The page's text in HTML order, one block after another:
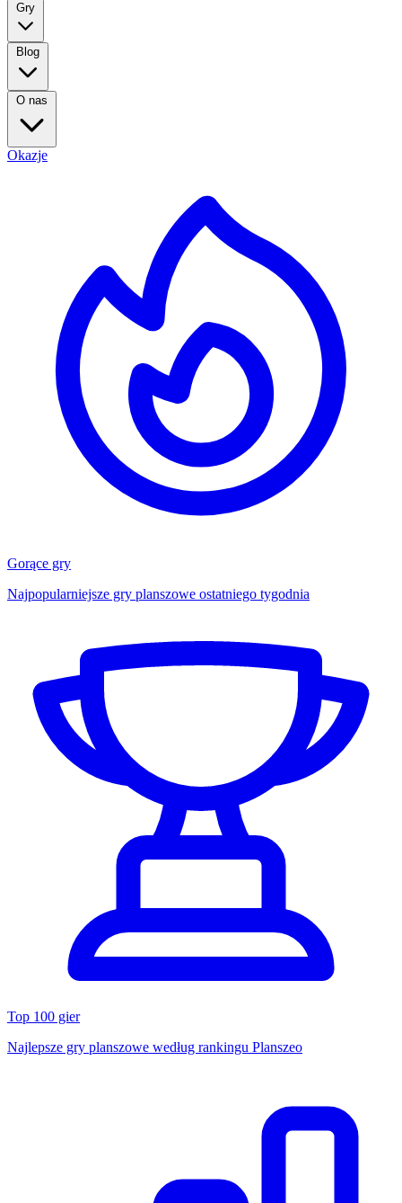
Gry
Blog
O nas
Okazje
Gorące gry
Najpopularniejsze gry planszowe ostatniego tygodnia
Top 100 gier
Najlepsze gry planszowe według rankingu Planszeo